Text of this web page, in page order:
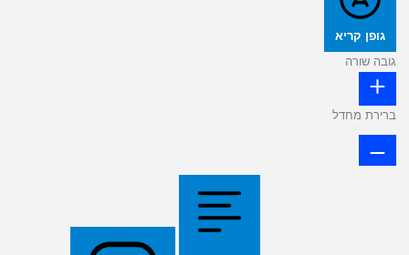
גופן קריא
גובה שורה
ברירת מחדל